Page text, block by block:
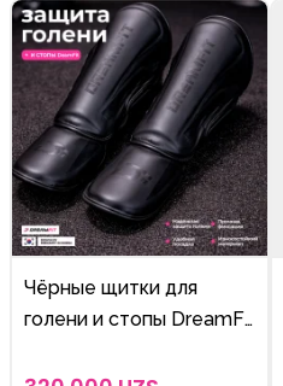
Чёрные щитки для
голени и стопы DreamFit